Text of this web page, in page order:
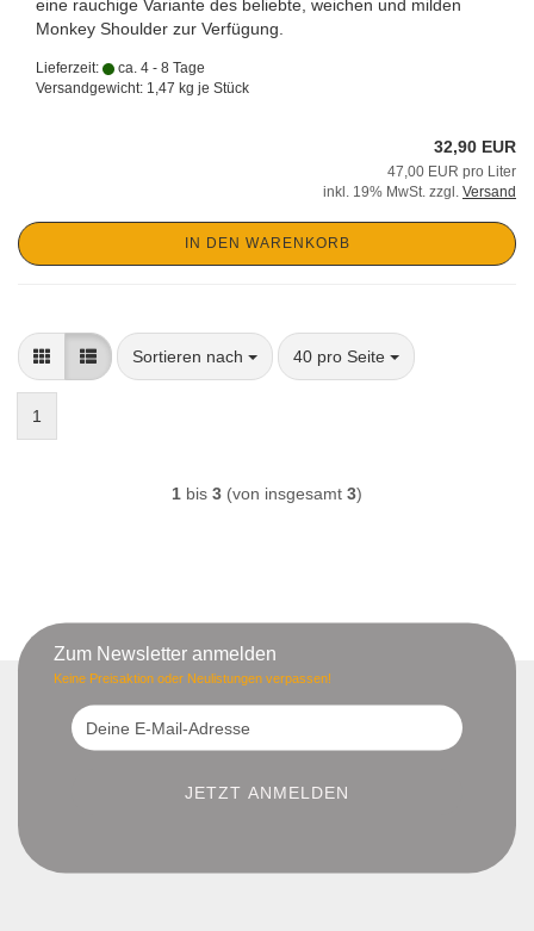
eine rauchige Variante des beliebte, weichen und milden
Monkey Shoulder zur Verfügung.
Lieferzeit:
ca. 4 - 8 Tage
Versandgewicht: 1,47 kg je Stück
32,90 EUR
47,00 EUR pro Liter
inkl. 19% MwSt. zzgl. Versand
IN DEN WARENKORB
Sortieren nach
Sortieren nach 40 pro Seite
pro Seite
1
1 bis 3 (von insgesamt 3)
Zum Newsletter anmelden
Keine Preisaktion oder Neulistungen verpassen!